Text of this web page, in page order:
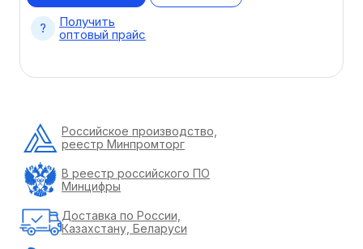
Получить
оптовый прайс
Российское производство,
реестр Минпромторг
В реестр российского ПО
Минцифры
Доставка по России,
Казахстану, Беларуси